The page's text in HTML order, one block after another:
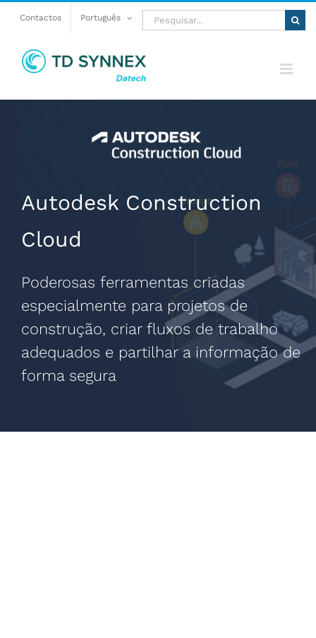
Contactos Português Pesquisar
Autodesk Construction
Cloud
Poderosas ferramentas criadas
especialmente para projetos de
construção, criar fluxos de trabalho
adequados e partilhar a informação de
forma segura